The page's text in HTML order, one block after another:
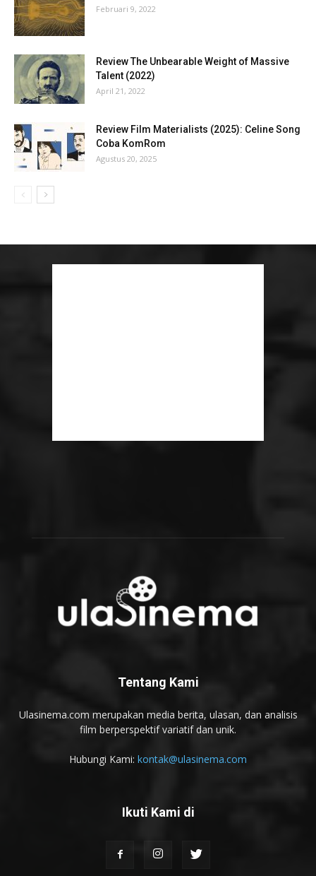
Februari 9, 2022
Review The Unbearable Weight of Massive
Talent (2022)
April 21, 2022
Review Film Materialists (2025): Celine Song
Coba KomRom
Agustus 20, 2025
Tentang Kami
Ulasinema.com merupakan media berita, ulasan, dan analisis
film berperspektif variatif dan unik.
Hubungi Kami: kontak@ulasinema.com
Ikuti Kami di